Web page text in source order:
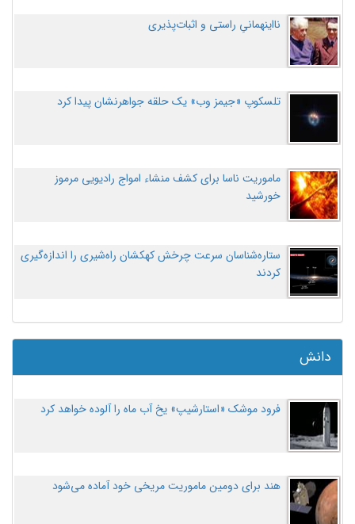
نااینهمانیِ راستی و اثبات‌پذیری
تلسکوپ «جیمز وب» یک حلقه جواهرنشان پیدا کرد
ماموریت ناسا برای کشف منشاء امواج رادیویی مرموز
خورشید
ستاره‌شناسان سرعت چرخش کهکشان راه‌شیری را اندازه‌گیری
کردند
دانش
فرود موشک «استارشیپ» یخ آب ماه را آلوده خواهد کرد
هند برای دومین ماموریت مریخی خود آماده می‌شود